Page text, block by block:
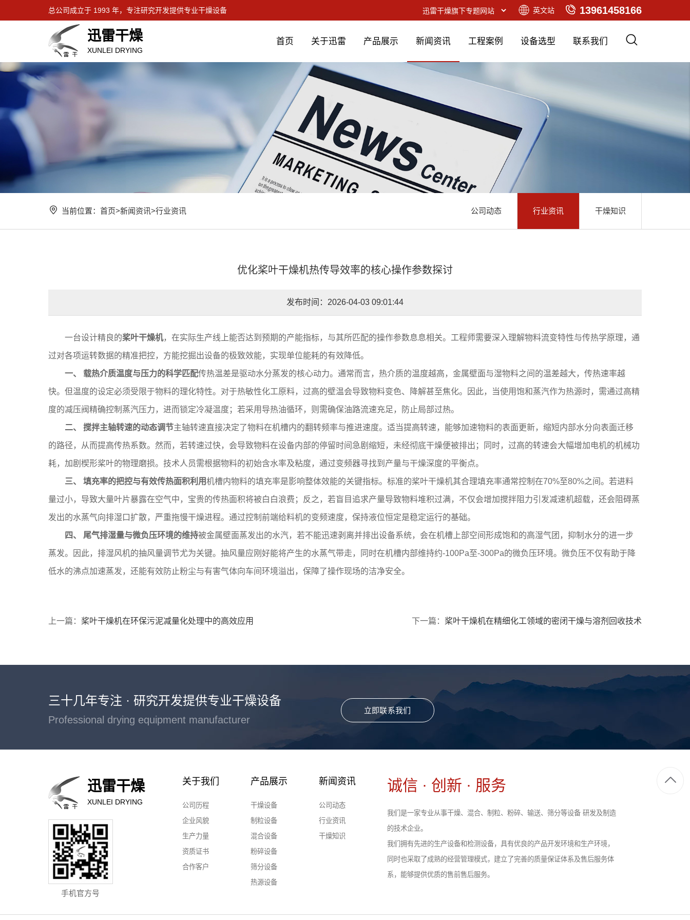
总公司成立于 1993 年，专注研究开发提供专业干燥设备 13961458166
英文站
迅雷干燥
XUNLEI DRYING
首页 关于迅雷 产品展示 新闻资讯 工程案例 设备选型 联系我们
当前位置：首页>新闻资讯>行业资讯 公司动态 行业资讯 干燥知识
优化桨叶干燥机热传导效率的核心操作参数探讨
发布时间：2026-04-03 09:01:44
一台设计精良的桨叶干燥机，在实际生产线上能否达到预期的产能指标，与其所匹配的操作参数息息相关。工程师需要深入理解物料流变特性与传热学原理，通
过对各项运转数据的精准把控，方能挖掘出设备的极致效能，实现单位能耗的有效降低。
一、 载热介质温度与压力的科学匹配传热温差是驱动水分蒸发的核心动力。通常而言，热介质的温度越高，金属壁面与湿物料之间的温差越大，传热速率越
快。但温度的设定必须受限于物料的理化特性。对于热敏性化工原料，过高的壁温会导致物料变色、降解甚至焦化。因此，当使用饱和蒸汽作为热源时，需通过高精
度的减压阀精确控制蒸汽压力，进而锁定冷凝温度；若采用导热油循环，则需确保油路流速充足，防止局部过热。
二、 搅拌主轴转速的动态调节主轴转速直接决定了物料在机槽内的翻转频率与推进速度。适当提高转速，能够加速物料的表面更新，缩短内部水分向表面迁移
的路径，从而提高传热系数。然而，若转速过快，会导致物料在设备内部的停留时间急剧缩短，未经彻底干燥便被排出；同时，过高的转速会大幅增加电机的机械功
耗，加剧楔形桨叶的物理磨损。技术人员需根据物料的初始含水率及粘度，通过变频器寻找到产量与干燥深度的平衡点。
三、 填充率的把控与有效传热面积利用机槽内物料的填充率是影响整体效能的关键指标。标准的桨叶干燥机其合理填充率通常控制在70%至80%之间。若进料
量过小，导致大量叶片暴露在空气中，宝贵的传热面积将被白白浪费；反之，若盲目追求产量导致物料堆积过满，不仅会增加搅拌阻力引发减速机超载，还会阻碍蒸
发出的水蒸气向排湿口扩散，严重拖慢干燥进程。通过控制前端给料机的变频速度，保持液位恒定是稳定运行的基础。
四、 尾气排湿量与微负压环境的维持被金属壁面蒸发出的水汽，若不能迅速剥离并排出设备系统，会在机槽上部空间形成饱和的高湿气团，抑制水分的进一步
蒸发。因此，排湿风机的抽风量调节尤为关键。抽风量应刚好能将产生的水蒸气带走，同时在机槽内部维持约-100Pa至-300Pa的微负压环境。微负压不仅有助于降
低水的沸点加速蒸发，还能有效防止粉尘与有害气体向车间环境溢出，保障了操作现场的洁净安全。
上一篇： 桨叶干燥机在环保污泥减量化处理中的高效应用 下一篇： 桨叶干燥机在精细化工领域的密闭干燥与溶剂回收技术
三十几年专注 · 研究开发提供专业干燥设备
Professional drying equipment manufacturer
立即联系我们
迅雷干燥
XUNLEI DRYING
手机官方号
关于我们
公司历程
企业风貌
生产力量
资质证书
合作客户
产品展示
干燥设备
制粒设备
混合设备
粉碎设备
筛分设备
热源设备
新闻资讯
公司动态
行业资讯
干燥知识
诚信 · 创新 · 服务
我们是一家专业从事干燥、混合、制粒、粉碎、输送、筛分等设备 研发及制造
的技术企业。
我们拥有先进的生产设备和检测设备，具有优良的产品开发环境和生产环境，
同时也采取了成熟的经营管理模式，建立了完善的质量保证体系及售后服务体
系，能够提供优质的售前售后服务。